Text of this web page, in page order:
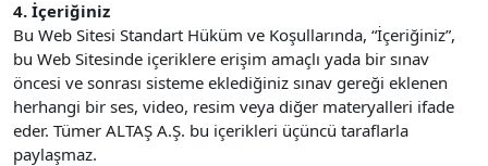
4. İçeriğiniz
Bu Web Sitesi Standart Hüküm ve Koşullarında, “İçeriğiniz”,
bu Web Sitesinde içeriklere erişim amaçlı yada bir sınav
öncesi ve sonrası sisteme eklediğiniz sınav gereği eklenen
herhangi bir ses, video, resim veya diğer materyalleri ifade
eder. Tümer ALTAŞ A.Ş. bu içerikleri üçüncü taraflarla
paylaşmaz.